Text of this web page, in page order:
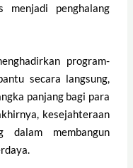
penghalang
program-
secara langsung,
panjang bagi para
kesejahteraan
dalam membangun